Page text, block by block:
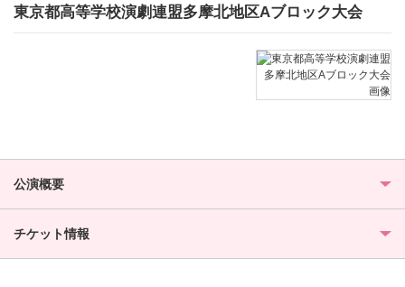
東京都高等学校演劇連盟多摩北地区Aブロック大会
公演概要
チケット情報